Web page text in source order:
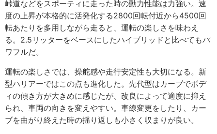
峠道などをスポーティに走った時の動力性能は力強い。速
度の上昇が本格的に活発化する2800回転付近から4500回
転あたりを多用しながら走ると、運転の楽しさを味わえ
る。2.5リッターをベースにしたハイブリッドと比べてもパ
ワフルだ。
運転の楽しさでは、操舵感や走行安定性も大切になる。新
型ハリアーではこの点も進化した。先代型はカーブでボデ
ィの傾き方が大きめに感じたが、改良によって適度に抑え
られ、車両の向きを変えやすい。車線変更をしたり、カー
ブを曲がり終えた時の揺り返しも小さく収まりが良い。